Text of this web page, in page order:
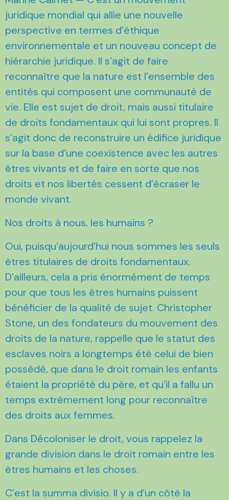
juridique mondial qui allie une nouvelle
perspective en termes d’éthique
environnementale et un nouveau concept de
hiérarchie juridique. Il s’agit de faire
reconnaître que la nature est l’ensemble des
entités qui composent une communauté de
vie. Elle est sujet de droit, mais aussi titulaire
de droits fondamentaux qui lui sont propres. Il
s’agit donc de reconstruire un édifice juridique
sur la base d’une coexistence avec les autres
êtres vivants et de faire en sorte que nos
droits et nos libertés cessent d’écraser le
monde vivant.
Nos droits à nous, les humains ?
Oui, puisqu’aujourd’hui nous sommes les seuls
êtres titulaires de droits fondamentaux.
D’ailleurs, cela a pris énormément de temps
pour que tous les êtres humains puissent
bénéficier de la qualité de sujet. Christopher
Stone, un des fondateurs du mouvement des
droits de la nature, rappelle que le statut des
esclaves noirs a longtemps été celui de bien
possédé, que dans le droit romain les enfants
étaient la propriété du père, et qu’il a fallu un
temps extrêmement long pour reconnaître
des droits aux femmes.
Dans Décoloniser le droit, vous rappelez la
grande division dans le droit romain entre les
êtres humains et les choses.
C’est la summa divisio. Il y a d’un côté la